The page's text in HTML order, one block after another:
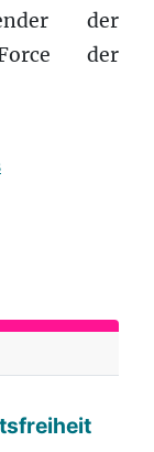
der
Force der